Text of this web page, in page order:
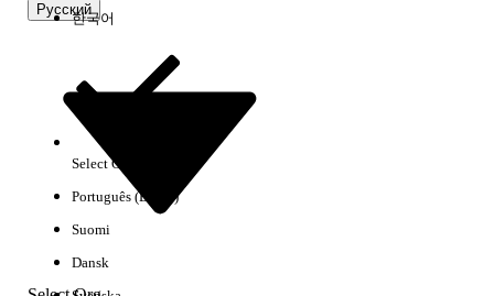
Результаты отсутствуют
Проверьте орфографию ключевых слов.
Русский
한국어
Select Org
Português (Brasil)
Suomi
Dansk